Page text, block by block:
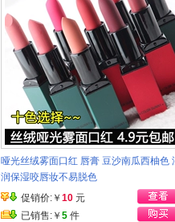
哑光丝绒雾面口红 唇膏 豆沙南瓜西柚色
润保湿咬唇妆不易脱色
促销价:￥ 10 元
已销售:￥ 5 件